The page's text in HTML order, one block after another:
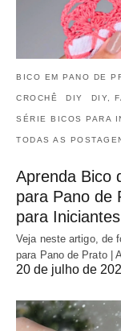
BICO EM PANO DE
CROCHÊ DIY DIY,
SÉRIE BICOS PARA
TODAS AS
Aprenda Bico
para Pano de
para
Veja neste artigo, de
para Pano de Prato |
20 de julho de